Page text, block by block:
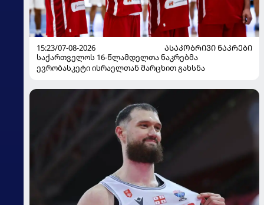
15:23/07-08-2026
ᲐᲡᲐᲙᲝᲑᲠᲘᲕᲘ ᲜᲐᲙᲠᲔᲑᲘ
საქართველოს 16-წლამდელთა ნაკრებმა
ევრობასკეტი ისრაელთან მარცხით გახსნა